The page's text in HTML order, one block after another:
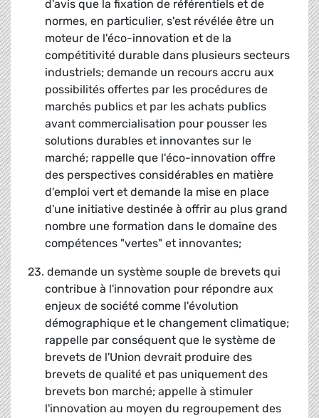
d'avis que la fixation de référentiels et de
normes, en particulier, s'est révélée être un
moteur de l'éco-innovation et de la
compétitivité durable dans plusieurs secteurs
industriels; demande un recours accru aux
possibilités offertes par les procédures de
marchés publics et par les achats publics
avant commercialisation pour pousser les
solutions durables et innovantes sur le
marché; rappelle que l'éco-innovation offre
des perspectives considérables en matière
d'emploi vert et demande la mise en place
d'une initiative destinée à offrir au plus grand
nombre une formation dans le domaine des
compétences "vertes" et innovantes;
23. demande un système souple de brevets qui
contribue à l'innovation pour répondre aux
enjeux de société comme l'évolution
démographique et le changement climatique;
rappelle par conséquent que le système de
brevets de l'Union devrait produire des
brevets de qualité et pas uniquement des
brevets bon marché; appelle à stimuler
l'innovation au moyen du regroupement des